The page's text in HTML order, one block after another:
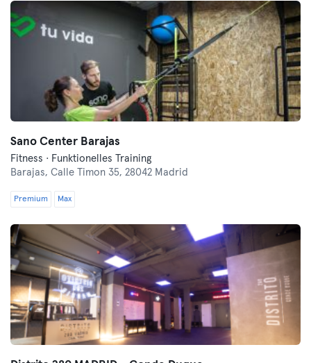
Sano Center Barajas
Fitness · Funktionelles Training
Barajas, Calle Timon 35, 28042 Madrid
Premium Max